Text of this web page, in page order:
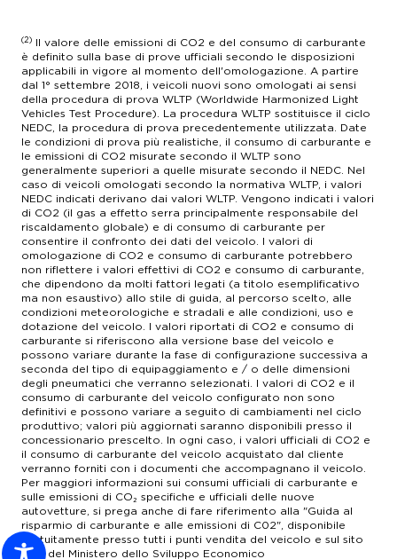
(2) Il valore delle emissioni di CO2 e del consumo di carburante
è definito sulla base di prove ufficiali secondo le disposizioni
applicabili in vigore al momento dell'omologazione. A partire
dal 1° settembre 2018, i veicoli nuovi sono omologati ai sensi
della procedura di prova WLTP (Worldwide Harmonized Light
Vehicles Test Procedure). La procedura WLTP sostituisce il ciclo
NEDC, la procedura di prova precedentemente utilizzata. Date
le condizioni di prova più realistiche, il consumo di carburante e
le emissioni di CO2 misurate secondo il WLTP sono
generalmente superiori a quelle misurate secondo il NEDC. Nel
caso di veicoli omologati secondo la normativa WLTP, i valori
NEDC indicati derivano dai valori WLTP. Vengono indicati i valori
di CO2 (il gas a effetto serra principalmente responsabile del
riscaldamento globale) e di consumo di carburante per
consentire il confronto dei dati del veicolo. I valori di
omologazione di CO2 e consumo di carburante potrebbero
non riflettere i valori effettivi di CO2 e consumo di carburante,
che dipendono da molti fattori legati (a titolo esemplificativo
ma non esaustivo) allo stile di guida, al percorso scelto, alle
condizioni meteorologiche e stradali e alle condizioni, uso e
dotazione del veicolo. I valori riportati di CO2 e consumo di
carburante si riferiscono alla versione base del veicolo e
possono variare durante la fase di configurazione successiva a
seconda del tipo di equipaggiamento e / o delle dimensioni
degli pneumatici che verranno selezionati. I valori di CO2 e il
consumo di carburante del veicolo configurato non sono
definitivi e possono variare a seguito di cambiamenti nel ciclo
produttivo; valori più aggiornati saranno disponibili presso il
concessionario prescelto. In ogni caso, i valori ufficiali di CO2 e
il consumo di carburante del veicolo acquistato dal cliente
verranno forniti con i documenti che accompagnano il veicolo.
Per maggiori informazioni sui consumi ufficiali di carburante e
sulle emissioni di CO₂ specifiche e ufficiali delle nuove
autovetture, si prega anche di fare riferimento alla "Guida al
risparmio di carburante e alle emissioni di C02", disponibile
gratuitamente presso tutti i punti vendita del veicolo e sul sito
web del Ministero dello Sviluppo Economico